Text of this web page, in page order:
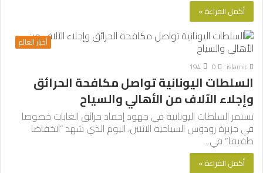
أكمل القراءة »
أخبار العالم
islamic
0
194
السلطات اليونانية تواصل مكافحة الحرائق
وإجلاء الآلاف من الأهالي والسياح
تستمر السلطات اليونانية في جهود إخماد حرائق الغابات خصوصا
في جزيرة رودوس السياحية الاثنين، اليوم الذي شهد “انخفاضا
طفيفا” في…
أكمل القراءة »